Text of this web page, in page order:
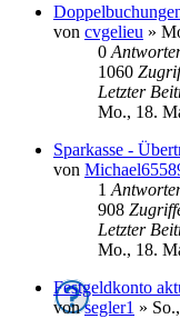
von cvgelieu »
0
1060
Letzter
Mo., 18.
Sparkasse -
von
1
908
Letzter
Mo., 18.
Festgeldkonto
vonsegler1 »